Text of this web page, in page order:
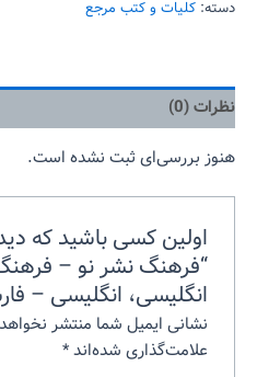
دسته: کلیات و کتب مرجع
نظرات (0)
هنوز بررسی‌ای ثبت نشده است.
اولین کسی باشید که
“فرهنگ نشر نو –
انگلیسی، انگلیسی –
نشانی ایمیل شما منتشر
علامت‌گذاری شده‌اند*